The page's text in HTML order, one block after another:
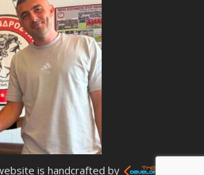
is handcrafted by